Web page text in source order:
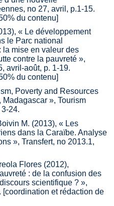
no 27, avril, p.1-15.
du contenu]
« Le développement
le Parc national
la mise en valeur des
contre la pauvreté »,
avril-août, p. 1-19.
du contenu]
Poverty and Resources
», Tourism
24.
M. (2013), « Les
dans la Caraïbe. Analyse
», Transfert, no 2013.1,
Flores (2012),
: de la confusion des
scientifique ? »,
et rédaction de